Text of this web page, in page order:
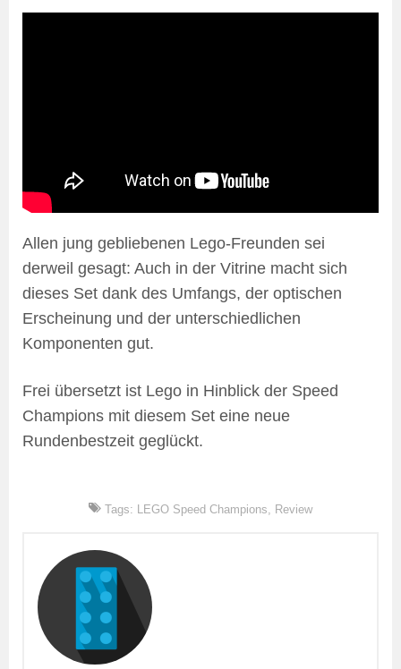
Allen jung gebliebenen Lego-Freunden sei
derweil gesagt: Auch in der Vitrine macht sich
dieses Set dank des Umfangs, der optischen
Erscheinung und der unterschiedlichen
Komponenten gut.
Frei übersetzt ist Lego in Hinblick der Speed
Champions mit diesem Set eine neue
Rundenbestzeit geglückt.
Tags: LEGO Speed Champions Review